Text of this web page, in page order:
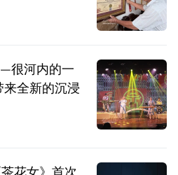
很河内的一
全新的沉浸